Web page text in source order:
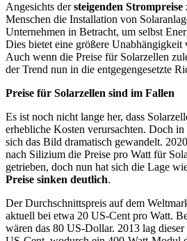
Angesichts dersteigenden Strompreise
Menschen die Installation von
Unternehmen in Betracht, um selbst
Dies bietet eine größere Unabhängigkeit
Auch wenn die Preise für Solarzellen
der Trend nun in die entgegengesetzte
Preise für Solarzellen sind im Fallen
Es ist noch nicht lange her, dass
erhebliche Kosten verursachten. Doch in
sich das Bild dramatisch gewandelt.
nach Silizium die Preise pro Watt für
getrieben, doch nun hat sich die Lage
Preise sinken deutlich.
Der Durchschnittspreis auf dem
aktuell bei etwa 20 US-Cent pro Watt.
wären das 80 US-Dollar. 2013 lag